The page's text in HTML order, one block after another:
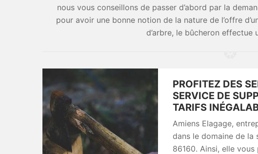
nous vous conseillons de passer d’abord par la
pour avoir une bonne notion de la nature de l’offre
d’arbre, le bûcheron effectue
PROFITEZ DES
SERVICE DE
TARIFS
Amiens Elagage,
dans le domaine de la
86160. Ainsi, elle